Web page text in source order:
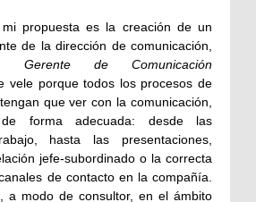
propuesta es la creación de un
de la dirección de comunicación,
Gerente de Comunicación
vele porque todos los procesos de
que ver con la comunicación,
forma adecuada: desde las
hasta las presentaciones,
jefe-subordinado o la correcta
de contacto en la compañía.
a modo de consultor, en el ámbito